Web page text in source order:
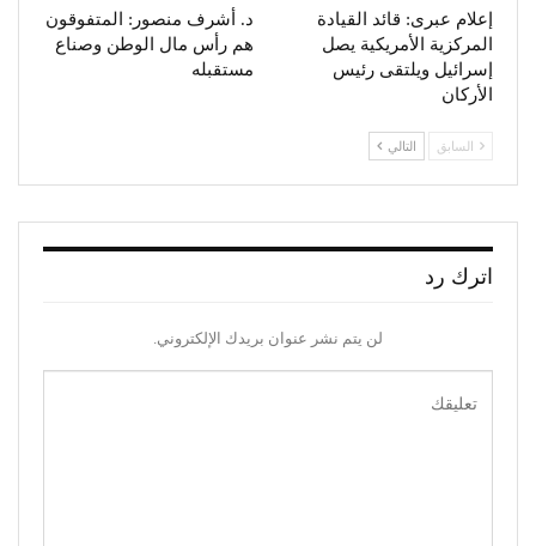
إعلام عبرى: قائد القيادة
المركزية الأمريكية يصل
إسرائيل ويلتقى رئيس
الأركان
د. أشرف منصور: المتفوقون
هم رأس مال الوطن وصناع
مستقبله
السابق التالي
اترك رد
لن يتم نشر عنوان بريدك الإلكتروني.